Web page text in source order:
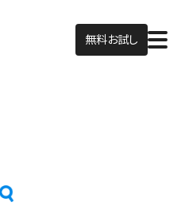
無料お試し